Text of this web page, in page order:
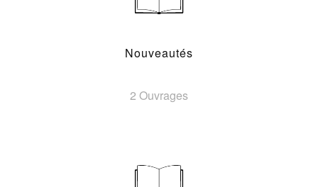
Nouveautés
2 Ouvrages